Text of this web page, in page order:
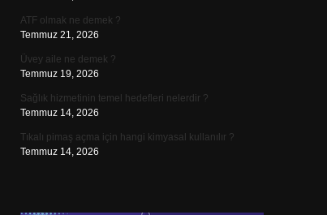
ATF olmak ne demek ?
Temmuz 21, 2026
Üvey aile ne demek ?
Temmuz 19, 2026
Sağlık hizmetinin temel hedefleri nelerdir ?
Temmuz 14, 2026
Tıkalı pimaş açma için hangi kimyasal kullanılır ?
Temmuz 14, 2026